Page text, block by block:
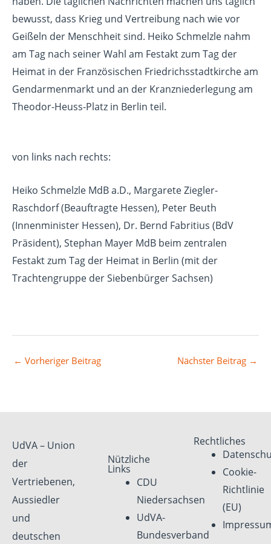
bewusst, dass Krieg und Vertreibung nach wie vor
Geißeln der Menschheit sind. Heiko Schmelzle nahm
am Tag nach seiner Wahl am Festakt zum Tag der
Heimat in der Französischen Friedrichsstadtkirche am
Gendarmenmarkt und an der Kranzniederlegung am
Theodor-Heuss-Platz in Berlin teil.
von links nach rechts:
Heiko Schmelzle MdB a.D., Margarete Ziegler-
Raschdorf (Beauftragte Hessen), Peter Beuth
(Innenminister Hessen), Dr. Bernd Fabritius (BdV
Präsident), Stephan Mayer MdB beim zentralen
Festakt zum Tag der Heimat in Berlin (mit der
Trachtengruppe der Siebenbürger Sachsen)
← Vorheriger Beitrag Nächster Beitrag →
UdVA – Union
der
Vertriebenen,
Aussiedler
und
deutschen
Nützliche
Links
CDU
Niedersachsen
UdVA-
Bundesverband
Rechtliches
Cookie-
Richtlinie
(EU)